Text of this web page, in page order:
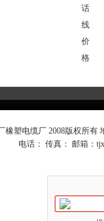
话
线
价
格
橡塑电缆厂 2008版权所
电话： 传真： 邮箱：